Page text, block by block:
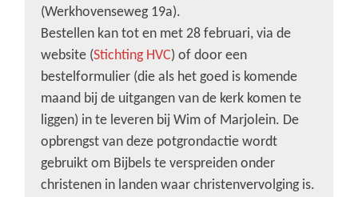
(Werkhovenseweg 19a).
Bestellen kan tot en met 28 februari, via de
website (Stichting HVC) of door een
bestelformulier (die als het goed is komende
maand bij de uitgangen van de kerk komen te
liggen) in te leveren bij Wim of Marjolein. De
opbrengst van deze potgrondactie wordt
gebruikt om Bijbels te verspreiden onder
christenen in landen waar christenvervolging is.